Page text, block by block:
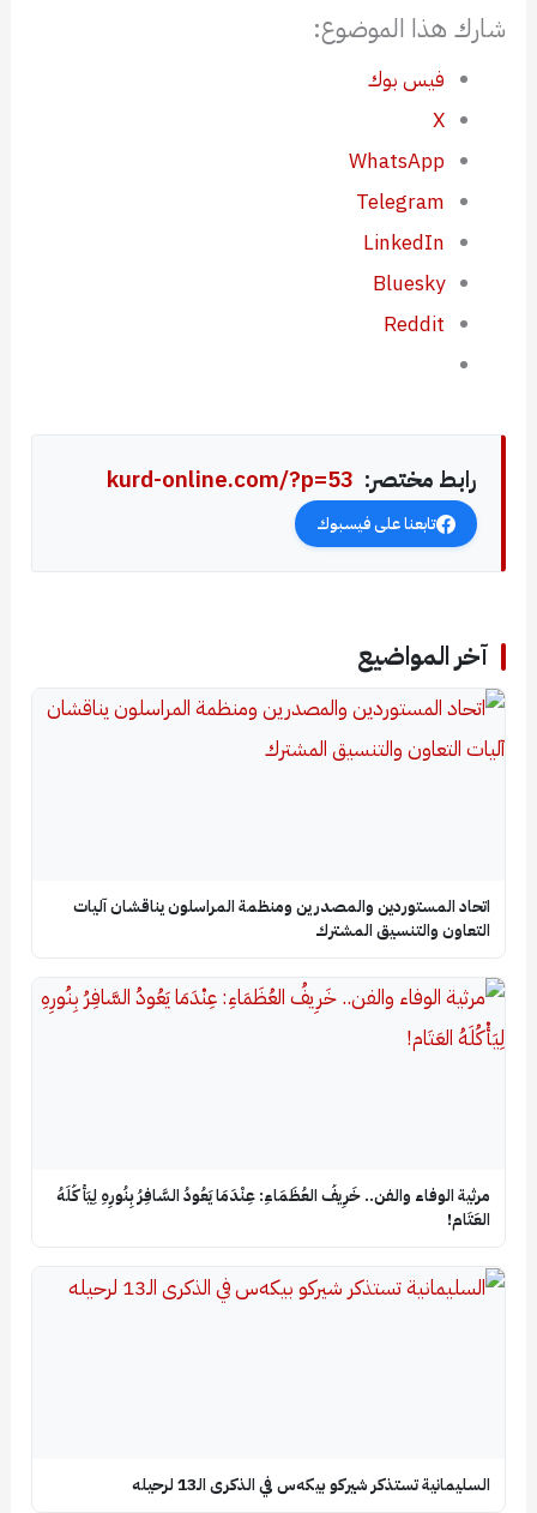
شارك هذا الموضوع:
فيس بوك
X
WhatsApp
Telegram
LinkedIn
Bluesky
Reddit
رابط مختصر: kurd-online.com/?p=53
تابعنا على فيسبوك
آخر المواضيع
اتحاد المستوردين والمصدرين ومنظمة المراسلون يناقشان آليات
التعاون والتنسيق المشترك
​مرثية الوفاء والفن.. خَرِيفُ العُظَمَاءِ: عِنْدَمَا يَعُودُ السَّافِرُ بِنُورِهِ لِيَأْكُلَهُ
العَتَام!
السليمانية تستذكر شيركو بيكه‌س في الذكرى الـ13 لرحيله